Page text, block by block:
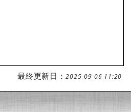
最終更新日：2025-09-06 11:20